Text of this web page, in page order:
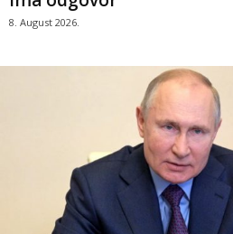
8. August 2026.